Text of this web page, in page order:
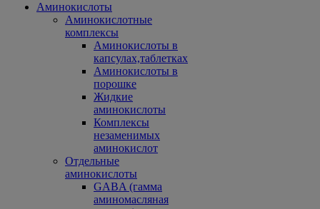
Аминокислоты
Аминокислотные
комплексы
Аминокислоты в
капсулах,таблетках
Аминокислоты в
порошке
Жидкие
аминокислоты
Комплексы
незаменимых
аминокислот
Отдельные
аминокислоты
GABA (гамма
аминомасляная